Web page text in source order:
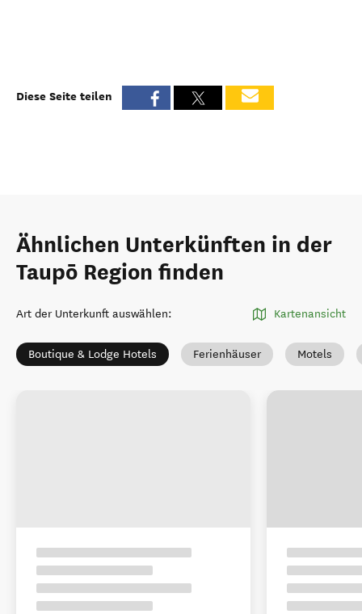
Diese Seite teilen
Ähnlichen Unterkünften in der
Taupō Region finden
Art der Unterkunft auswählen: Kartenansicht
Boutique & Lodge Hotels Ferienhäuser Motels